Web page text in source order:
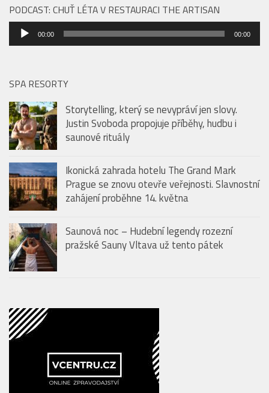
PODCAST: CHUŤ LÉTA V RESTAURACI THE ARTISAN
Audio
přehrávač
00:00 00:00
SPA RESORTY
Storytelling, který se nevypráví jen slovy.
Justin Svoboda propojuje příběhy, hudbu i
saunové rituály
Ikonická zahrada hotelu The Grand Mark
Prague se znovu otevře veřejnosti. Slavnostní
zahájení proběhne 14. května
Saunová noc – Hudební legendy rozezní
pražské Sauny Vltava už tento pátek